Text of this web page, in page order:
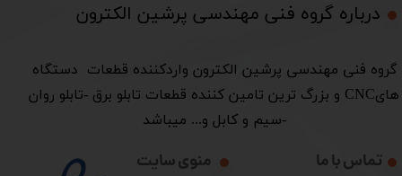
درباره گروه فنی مهندسی پرشین الکترون​​​​​​​
​گروه فنی مهندسی پرشین الکترون واردکننده قطعات دستگاه
هایCNC و بزرگ ترین تامین کننده قطعات تابلو برق -تابلو روان
-سیم و کابل و... میباشد
منوی سایت تماس با ما